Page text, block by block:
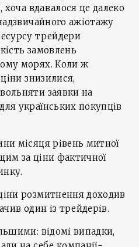
хоча вдавалося це далеко
ажіотажу
трейдери
замовлень
морях. Коли ж
знизилися,
заявки на
українських покупців
місяця рівень митної
за ціни фактичної
розмитнення доходив
один із трейдерів.
відомі випадки,